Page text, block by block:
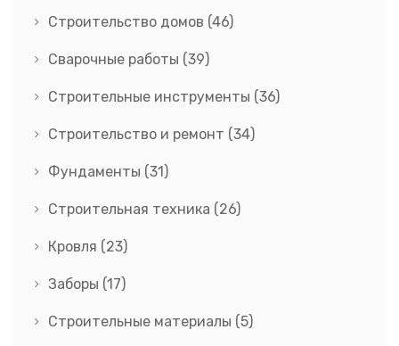
Строительство домов (46)
Сварочные работы (39)
Строительные инструменты (36)
Строительство и ремонт (34)
Фундаменты (31)
Строительная техника (26)
Кровля (23)
Заборы (17)
Строительные материалы (5)